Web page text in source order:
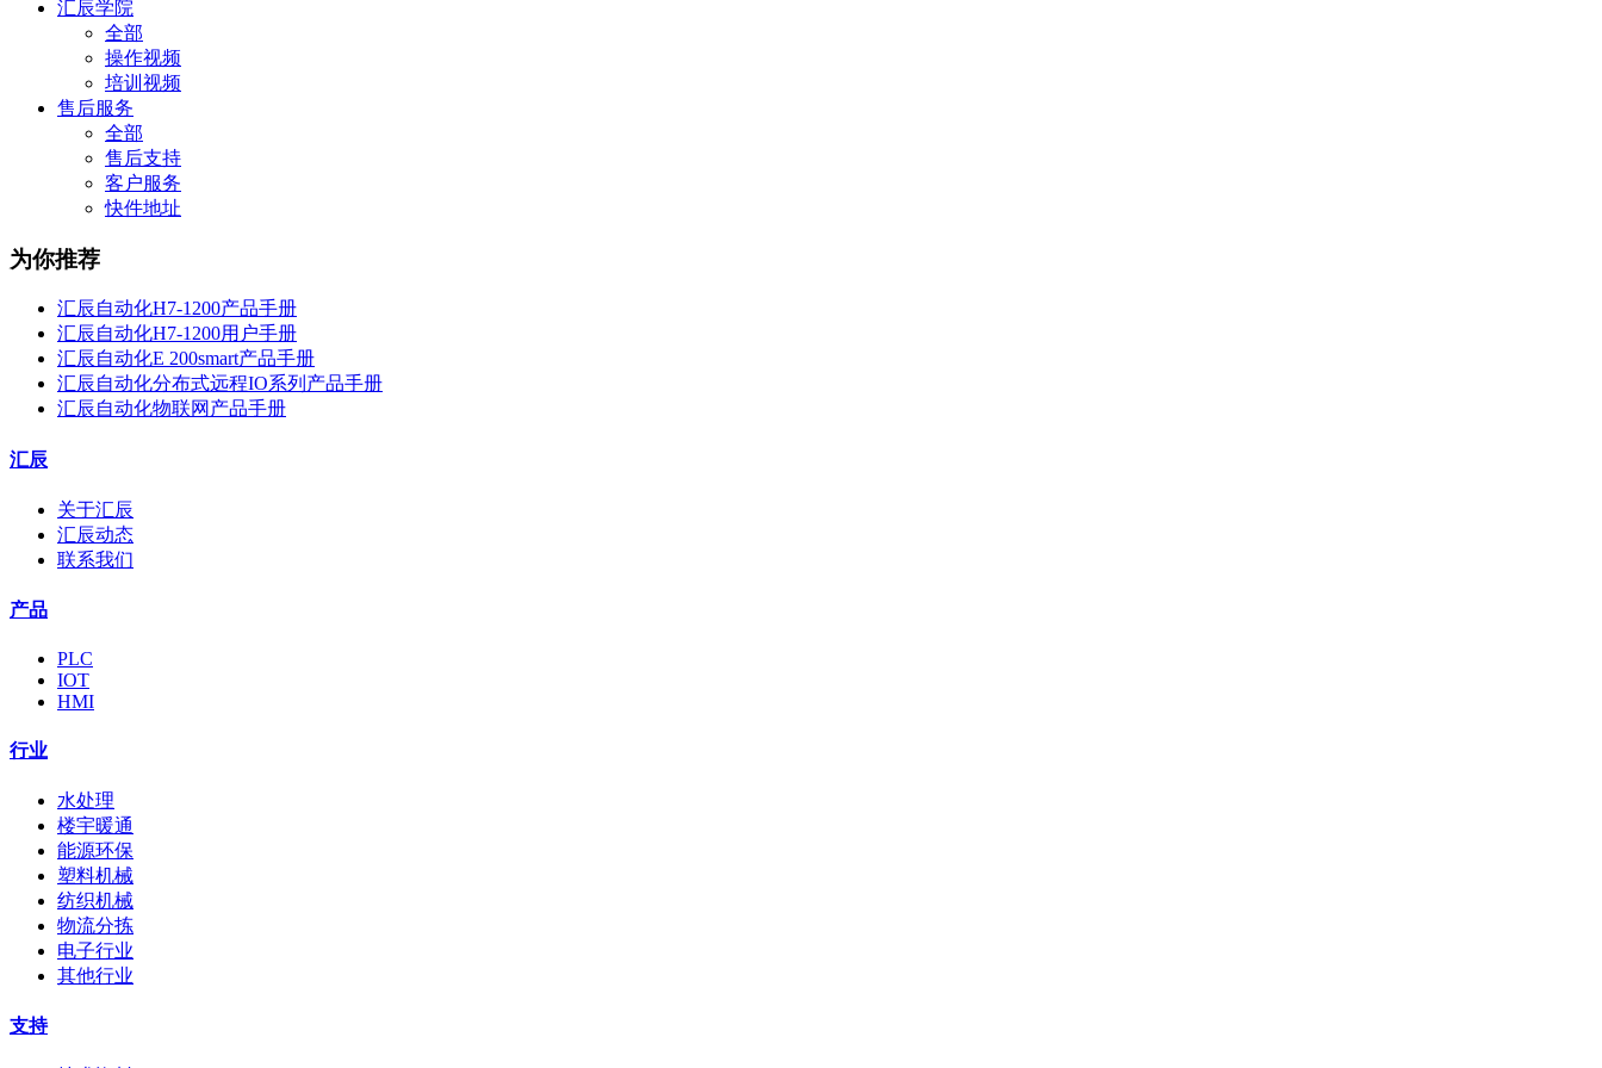
汇辰学院
全部
操作视频
培训视频
售后服务
全部
售后支持
客户服务
快件地址
为你推荐
汇辰自动化H7-1200产品手册
汇辰自动化H7-1200用户手册
汇辰自动化E 200smart产品手册
汇辰自动化分布式远程IO系列产品手册
汇辰自动化物联网产品手册
汇辰
关于汇辰
汇辰动态
联系我们
产品
PLC
IOT
HMI
行业
水处理
楼宇暖通
能源环保
塑料机械
纺织机械
物流分拣
电子行业
其他行业
支持